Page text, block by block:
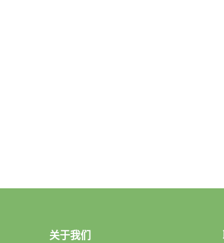
关于我们